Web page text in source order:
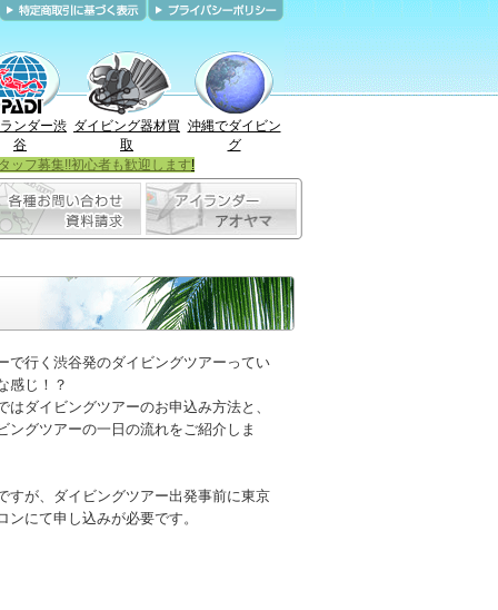
ンダー渋
谷
ダイビング器材買
取
沖縄でダイビン
グ
ッフ募集!!初心者も歓迎します!
で行く渋谷発のダイビングツアーってい
感じ！？
はダイビングツアーのお申込み方法と、
ングツアーの一日の流れをご紹介しま
すが、ダイビングツアー出発事前に東京
ンにて申し込みが必要です。